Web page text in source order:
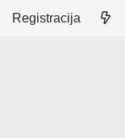
Registracija